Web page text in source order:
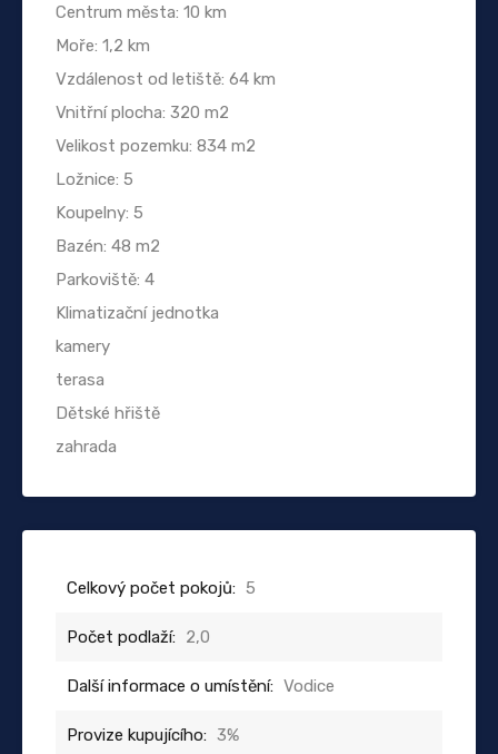
Centrum města: 10 km
Moře: 1,2 km
Vzdálenost od letiště: 64 km
Vnitřní plocha: 320 m2
Velikost pozemku: 834 m2
Ložnice: 5
Koupelny: 5
Bazén: 48 m2
Parkoviště: 4
Klimatizační jednotka
kamery
terasa
Dětské hřiště
zahrada
Celkový počet pokojů: 5
Počet podlaží: 2,0
Další informace o umístění: Vodice
Provize kupujícího: 3%